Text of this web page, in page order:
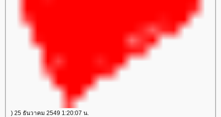
) 25 ธันวาคม 2549 1:20:07 น.